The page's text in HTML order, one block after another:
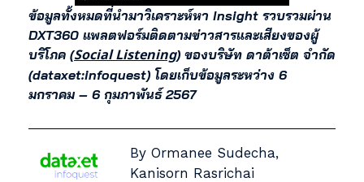
ข้อมูลทั้งหมดที่นำมาวิเคราะห์หา Insight รวบรวมผ่าน
DXT360 แพลตฟอร์มติดตามข่าวสารและเสียงของผู้
บริโภค (Social Listening) ของบริษัท ดาต้าเซ็ต จำกัด
(dataxet:infoquest) โดยเก็บข้อมูลระหว่าง 6
มกราคม – 6 กุมภาพันธ์ 2567
By Ormanee Sudecha,
Kanisorn Rasrichai